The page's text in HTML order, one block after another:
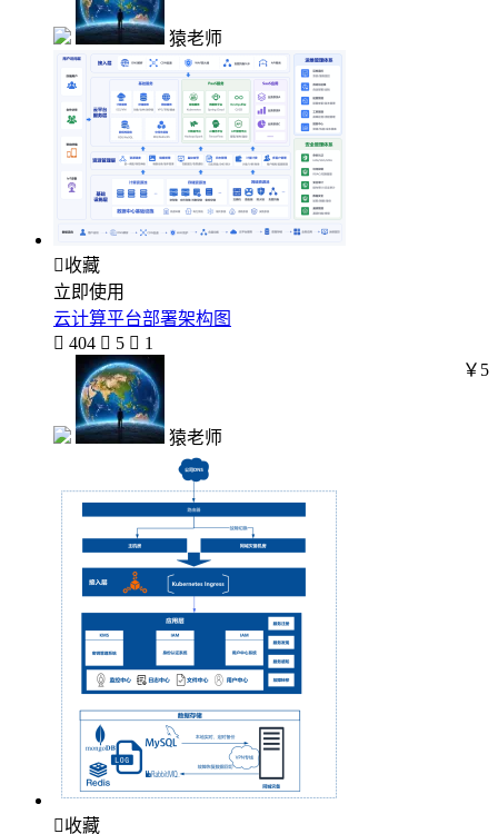
猿老师
收藏
立即使用
云计算平台部署架构图
 404  5  1
猿老师
￥5
收藏